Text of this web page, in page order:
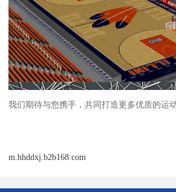
我们期待与您携手，共同打造更多优质的运
m.hhddxj.b2b168.com